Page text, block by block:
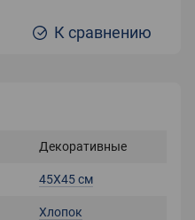
К сравнению
Декоративные
45Х45 см
Хлопок